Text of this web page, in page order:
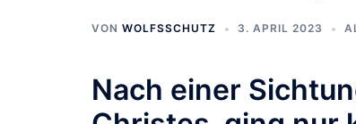
VON WOLFSSCHUTZ 3. APRIL 2023
Nach einer